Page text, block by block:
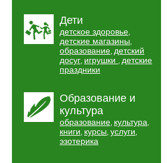
Дети
детское здоровье,
детские магазины,
образование, детский
досуг, игрушки , детские
праздники
Образование и
культура
образование, культура,
книги, курсы, услуги,
эзотерика